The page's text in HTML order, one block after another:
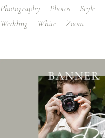
Photography
Photos Style
Wedding
White Zoom